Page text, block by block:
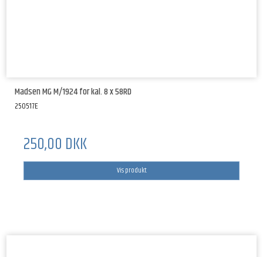
Madsen MG M/1924 for kal. 8 x 58RD
250517E
250,00 DKK
Vis produkt